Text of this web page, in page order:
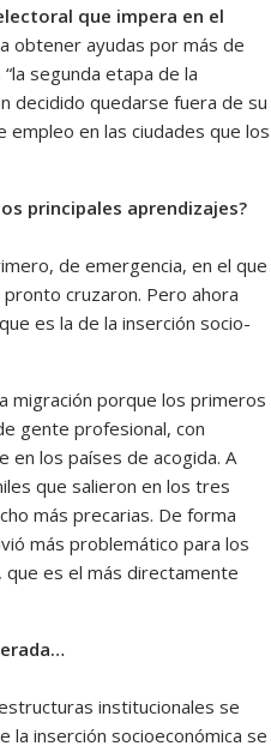
que impera en el
obtener ayudas por más de
segunda etapa de la
decidido quedarse fuera de su
en las ciudades que los
principales aprendizajes?
de emergencia, en el que
cruzaron. Pero ahora
es la de la inserción socio-
migración porque los primeros
gente profesional, con
los países de acogida. A
que salieron en los tres
más precarias. De forma
más problemático para los
es el más directamente
institucionales se
la inserción socioeconómica se